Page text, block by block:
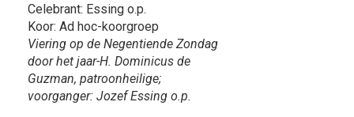
Celebrant: Essing o.p.
Koor: Ad hoc-koorgroep
Viering op de Negentiende Zondag
door het jaar-H. Dominicus de
Guzman, patroonheilige;
voorganger: Jozef Essing o.p.